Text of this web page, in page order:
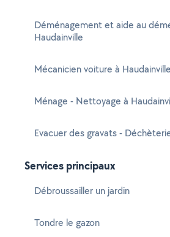
Déménagement et aide au
Haudainville
Mécanicien voiture à Haudainville
Ménage - Nettoyage à
Evacuer des gravats -
Services principaux
Débroussailler un jardin
Tondre le gazon